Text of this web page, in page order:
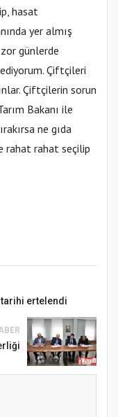
hasat
yer almış
günlerde
Çiftçileri
Çiftçilerin sorun
Bakanı ile
ne gıda
rahat rahat seçilip
tarihi ertelendi